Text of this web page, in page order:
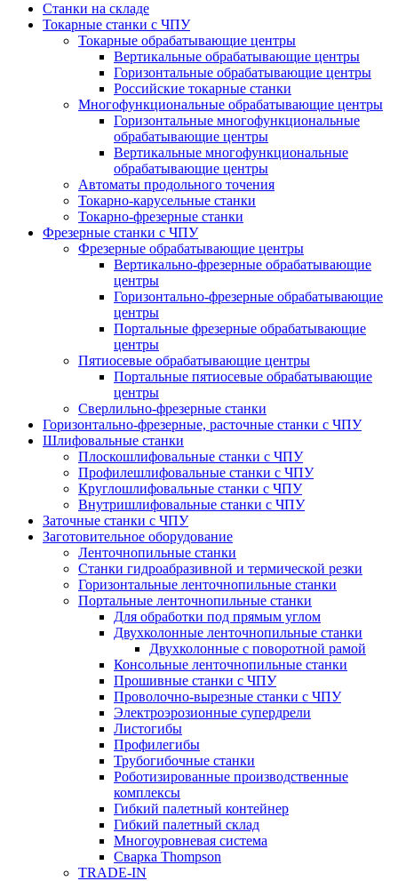
Станки на складе
Токарные станки с ЧПУ
Токарные обрабатывающие центры
Вертикальные обрабатывающие центры
Горизонтальные обрабатывающие центры
Российские токарные станки
Многофункциональные обрабатывающие центры
Горизонтальные многофункциональные
обрабатывающие центры
Вертикальные многофункциональные
обрабатывающие центры
Автоматы продольного точения
Токарно-карусельные станки
Токарно-фрезерные станки
Фрезерные станки с ЧПУ
Фрезерные обрабатывающие центры
Вертикально-фрезерные обрабатывающие
центры
Горизонтально-фрезерные обрабатывающие
центры
Портальные фрезерные обрабатывающие
центры
Пятиосевые обрабатывающие центры
Портальные пятиосевые обрабатывающие
центры
Сверлильно-фрезерные станки
Горизонтально-фрезерные, расточные станки с ЧПУ
Шлифовальные станки
Плоскошлифовальные станки с ЧПУ
Профилешлифовальные станки с ЧПУ
Круглошлифовальные станки с ЧПУ
Внутришлифовальные станки с ЧПУ
Заточные станки с ЧПУ
Заготовительное оборудование
Ленточнопильные станки
Станки гидроабразивной и термической резки
Горизонтальные ленточнопильные станки
Портальные ленточнопильные станки
Для обработки под прямым углом
Двухколонные ленточнопильные станки
Двухколонные с поворотной рамой
Консольные ленточнопильные станки
Прошивные станки с ЧПУ
Проволочно-вырезные станки с ЧПУ
Электроэрозионные супердрели
Листогибы
Профилегибы
Трубогибочные станки
Роботизированные производственные
комплексы
Гибкий палетный контейнер
Гибкий палетный склад
Многоуровневая система
Сварка Thompson
TRADE-IN